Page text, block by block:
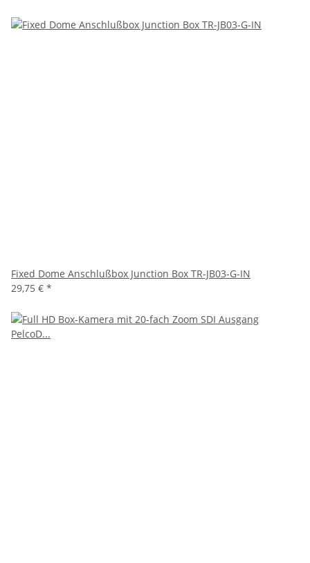
Fixed Dome Anschlußbox Junction Box TR-JB03-G-IN
29,75 € *